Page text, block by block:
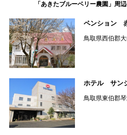
「あきたブルーベリー農園」周
ペンション
鳥取県西伯郡
ホテル サン
鳥取県東伯郡